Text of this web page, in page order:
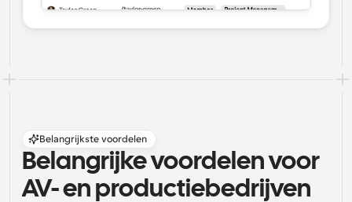
Belangrijkste voordelen
Belangrijke voordelen voor
AV- en productiebedrijven